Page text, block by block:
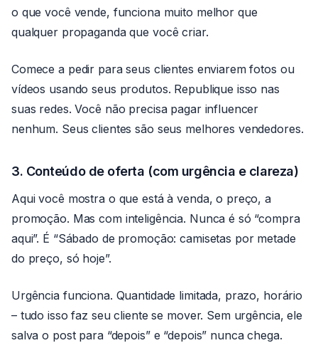
o que você vende, funciona muito melhor que
qualquer propaganda que você criar.
Comece a pedir para seus clientes enviarem fotos ou
vídeos usando seus produtos. Republique isso nas
suas redes. Você não precisa pagar influencer
nenhum. Seus clientes são seus melhores vendedores.
3. Conteúdo de oferta (com urgência e clareza)
Aqui você mostra o que está à venda, o preço, a
promoção. Mas com inteligência. Nunca é só “compra
aqui”. É “Sábado de promoção: camisetas por metade
do preço, só hoje”.
Urgência funciona. Quantidade limitada, prazo, horário
– tudo isso faz seu cliente se mover. Sem urgência, ele
salva o post para “depois” e “depois” nunca chega.